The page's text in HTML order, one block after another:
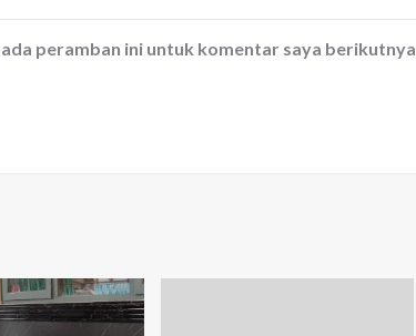
peramban ini untuk komentar saya berikutnya.